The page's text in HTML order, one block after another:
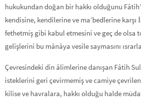
hukukundan doğan bir hakkı olduğunu
kendisine, kendilerine ve ma’bedlerine
fethetmiş gibi kabul etmesini ve geç de olsa
gelişlerini bu mânâya vesile saymasını
Çevresindeki din âlimlerine danışan Fâtih
isteklerini geri çevirmemiş ve camiye
kilise ve havralara, hakkı olduğu halde